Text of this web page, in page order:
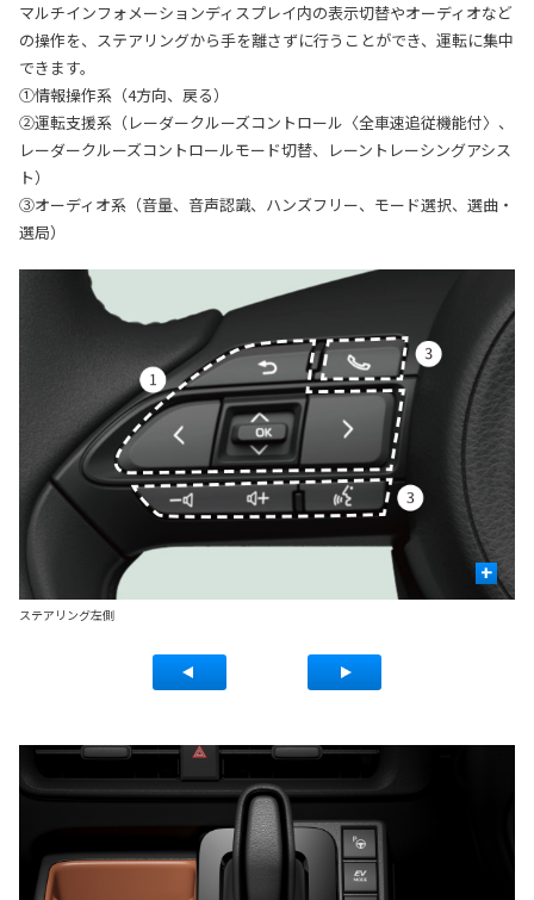
マルチインフォメーションディスプレイ内の表示切替やオーディオなど
の操作を、ステアリングから手を離さずに行うことができ、運転に集中
できます。
①情報操作系（4方向、戻る）
②運転支援系（レーダークルーズコントロール〈全車速追従機能付〉、
レーダークルーズコントロールモード切替、レーントレーシングアシス
ト）
③オーディオ系（音量、音声認識、ハンズフリー、モード選択、選曲・
選局）
+
ステアリング左側